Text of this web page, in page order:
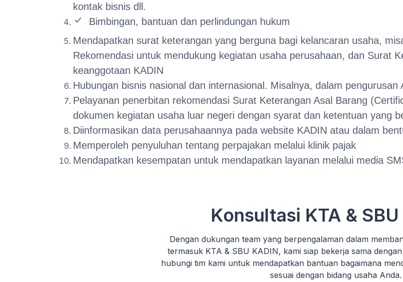
kontak bisnis dll.
Bimbingan, bantuan dan perlindungan hukum
Mendapatkan surat keterangan yang berguna bagi kelancaran usaha,
Rekomendasi untuk mendukung kegiatan usaha perusahaan, dan Surat
keanggotaan KADIN
Hubungan bisnis nasional dan internasional. Misalnya, dalam
Pelayanan penerbitan rekomendasi Surat Keterangan Asal Barang
dokumen kegiatan usaha luar negeri dengan syarat dan ketentuan yang
Diinformasikan data perusahaannya pada website KADIN atau dalam
Memperoleh penyuluhan tentang perpajakan melalui klinik pajak
Mendapatkan kesempatan untuk mendapatkan layanan melalui media
Konsultasi KTA &
Dengan dukungan team yang berpengalaman dalam
termasuk KTA & SBU KADIN, kami siap bekerja sama
hubungi tim kami untuk mendapatkan bantuan bagaimana
sesuai dengan bidang usaha Anda.